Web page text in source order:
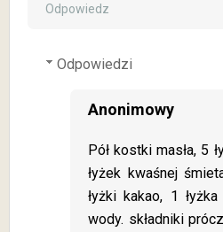
Odpowiedz
Odpowiedzi
Anonimowy
Pół kostki masła, 5
łyżek kwaśnej
łyżki kakao, 1
wody. składniki